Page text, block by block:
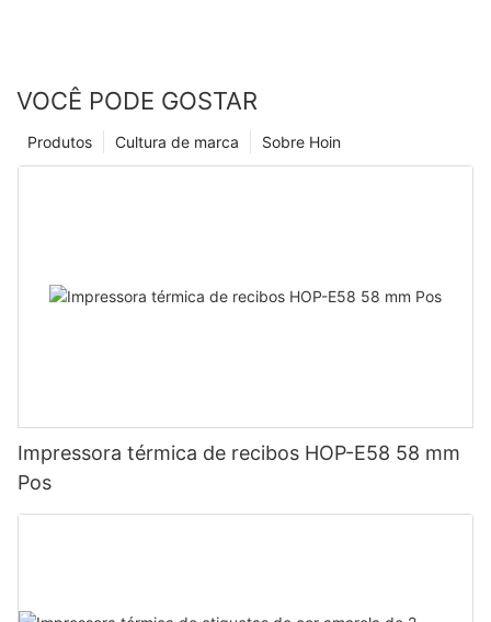
VOCÊ PODE GOSTAR
Sobre Hoin
Cultura de marca
Produtos
Impressora térmica de recibos HOP-E58 58 mm
Pos